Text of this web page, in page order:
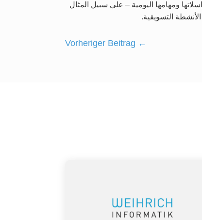
ومهامها اليومية – على سبيل المثال
التسويقية.
←
Vorheriger Beitrag